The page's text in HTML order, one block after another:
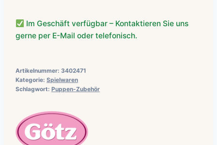
Im Geschäft verfügbar – Kontaktieren Sie uns
gerne per E-Mail oder telefonisch.
Artikelnummer: 3402471
Kategorie: Spielwaren
Schlagwort: Puppen-Zubehör